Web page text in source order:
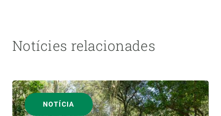
Notícies relacionades
NOTÍCIA